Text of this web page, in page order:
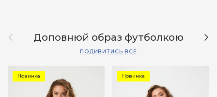
Назад Доповнюй образ футболкою
ПОДИВИТИСЬ ВСЕ
Новинка Новинка